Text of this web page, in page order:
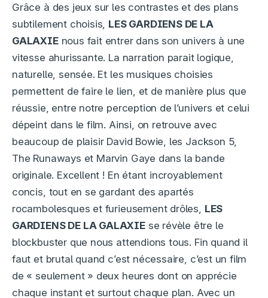
Grâce à des jeux sur les contrastes et des plans
subtilement choisis, LES GARDIENS DE LA
GALAXIEnous fait entrer dans son univers à une
vitesse ahurissante. La narration parait logique,
naturelle, sensée. Et les musiques choisies
permettent de faire le lien, et de manière plus que
réussie, entre notre perception de l’univers et celui
dépeint dans le film. Ainsi, on retrouve avec
beaucoup de plaisir David Bowie, les Jackson 5,
The Runaways et Marvin Gaye dans la bande
originale. Excellent ! En étant incroyablement
concis, tout en se gardant des apartés
rocambolesques et furieusement drôles, LES
GARDIENS DE LA GALAXIEse révèle être le
blockbuster que nous attendions tous. Fin quand il
faut et brutal quand c’est nécessaire, c’est un film
de « seulement » deux heures dont on apprécie
chaque instant et surtout chaque plan. Avec un